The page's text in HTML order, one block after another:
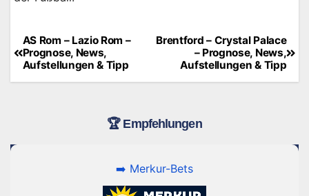
Beitragsnavigation
Brentford – Crystal Palace
– Prognose, News,
Aufstellungen & Tipp
AS Rom – Lazio Rom –
Prognose, News,
Aufstellungen & Tipp
🏆 Empfehlungen
➡️ Merkur-Bets